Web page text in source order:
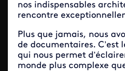
nos indispensables
rencontre
Plus que jamais, nous
de documentaires. C’est
qui nous permet
monde plus complexe